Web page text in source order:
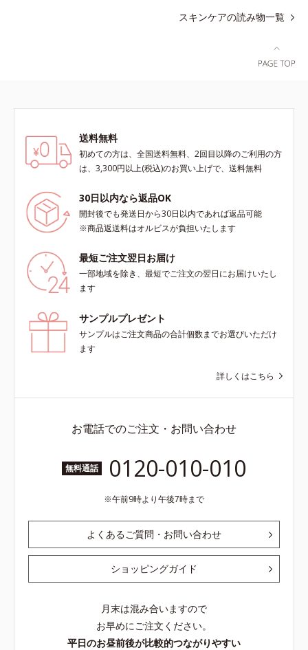
スキンケアの読み物一覧
送料無料
初めての方は、全国送料無料、2回目以降のご利用の方
は、3,300円以上(税込)のお買い上げで、送料無料
30日以内なら返品OK
開封後でも発送日から30日以内であれば返品可能
※商品返送料はオルビスが負担いたします
最短ご注文翌日お届け
一部地域を除き、最短でご注文の翌日にお届けいたし
ます
サンプルプレゼント
サンプルはご注文商品の合計個数までお選びいただけ
ます
詳しくはこちら
お電話でのご注文・お問い合わせ
無料通話 0120-010-010
午前9時より午後7時まで
よくあるご質問・お問い合わせ
ショッピングガイド
月末は混み合いますので
お早めにご注文ください。
平日のお昼前後が比較的つながりやすい